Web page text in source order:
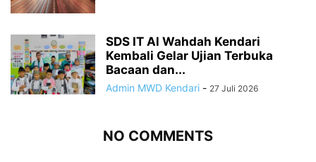
SDS IT Al Wahdah Kendari
Kembali Gelar Ujian Terbuka
Bacaan dan...
Admin MWD Kendari - 27 Juli 2026
NO COMMENTS